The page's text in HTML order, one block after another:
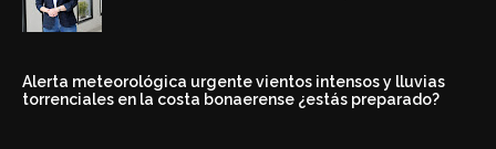
Alerta meteorológica urgente vientos intensos y lluvias
torrenciales en la costa bonaerense ¿estás preparado?